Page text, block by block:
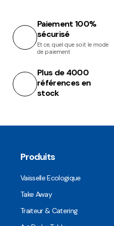
Paiement 100%
sécurisé
Et ce, quel que soit le mode
de paiement
Plus de 4000
références en
stock
Produits
Vaisselle Ecologique
Take Away
Traiteur & Catering